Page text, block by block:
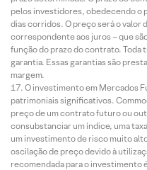
pelos investidores, obedecendo o
dias corridos. O preço será o valor
correspondente aos juros – que
função do prazo do contrato. Toda
garantia. Essas garantias são
margem.
O investimento em Mercados
patrimoniais significativos.
preço de um contrato futuro ou
consubstanciar um índice, uma
um investimento de risco muito
oscilação de preço devido à
recomendada para o investimento